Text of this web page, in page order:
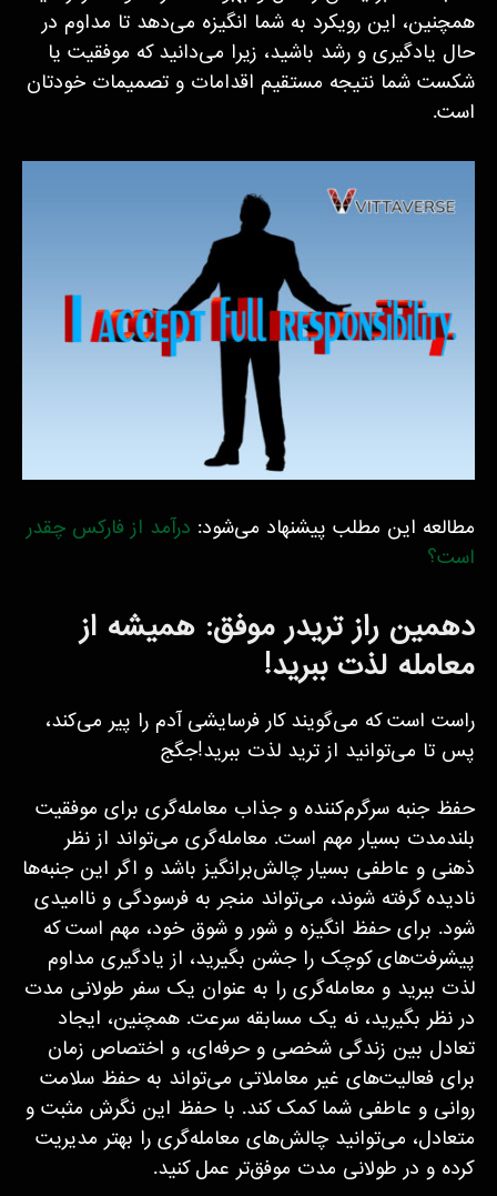
همچنین، این رویکرد به شما انگیزه می‌دهد تا مداوم در
حال یادگیری و رشد باشید، زیرا می‌دانید که موفقیت یا
شکست شما نتیجه مستقیم اقدامات و تصمیمات خودتان
است.
مطالعه این مطلب پیشنهاد می‌شود: درآمد از فارکس چقدر
است؟
دهمین راز تریدر موفق: همیشه از
معامله لذت ببرید!
راست است که می‌گویند کار فرسایشی آدم را پیر می‌کند،
پس تا می‌توانید از ترید لذت ببرید!جگج
حفظ جنبه سرگرم‌کننده و جذاب معامله‌گری برای موفقیت
بلندمدت بسیار مهم است. معامله‌گری می‌تواند از نظر
ذهنی و عاطفی بسیار چالش‌برانگیز باشد و اگر این جنبه‌ها
نادیده گرفته شوند، می‌تواند منجر به فرسودگی و ناامیدی
شود. برای حفظ انگیزه و شور و شوق خود، مهم است که
پیشرفت‌های کوچک را جشن بگیرید، از یادگیری مداوم
لذت ببرید و معامله‌گری را به عنوان یک سفر طولانی مدت
در نظر بگیرید، نه یک مسابقه سرعت. همچنین، ایجاد
تعادل بین زندگی شخصی و حرفه‌ای، و اختصاص زمان
برای فعالیت‌های غیر معاملاتی می‌تواند به حفظ سلامت
روانی و عاطفی شما کمک کند. با حفظ این نگرش مثبت و
متعادل، می‌توانید چالش‌های معامله‌گری را بهتر مدیریت
کرده و در طولانی مدت موفق‌تر عمل کنید.